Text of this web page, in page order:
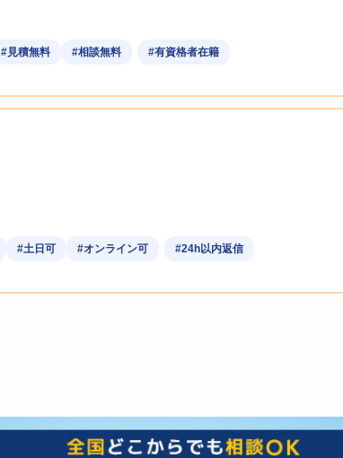
#見積無料 #相談無料 #有資格者在籍
#土日可 #オンライン可 #24h以内返信